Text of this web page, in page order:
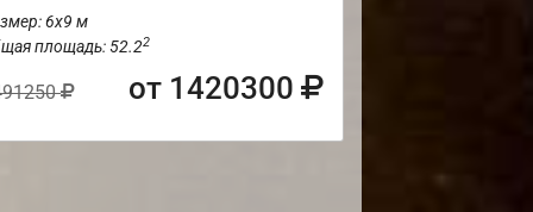
6х9 м
площадь: 52.22
от 1420300